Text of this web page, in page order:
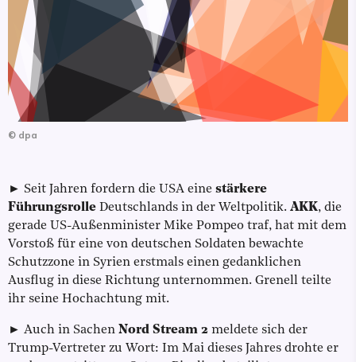
© dpa
► Seit Jahren fordern die USA eine stärkere
Führungsrolle Deutschlands in der Weltpolitik. AKK, die
gerade US-Außenminister Mike Pompeo traf, hat mit dem
Vorstoß für eine von deutschen Soldaten bewachte
Schutzzone in Syrien erstmals einen gedanklichen
Ausflug in diese Richtung unternommen. Grenell teilte
ihr seine Hochachtung mit.
► Auch in Sachen Nord Stream 2 meldete sich der
Trump-Vertreter zu Wort: Im Mai dieses Jahres drohte er